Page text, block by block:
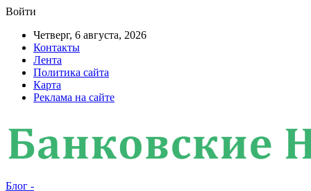
Войти
Четверг, 6 августа, 2026
Контакты
Лента
Политика сайта
Карта
Реклама на сайте
Блог -